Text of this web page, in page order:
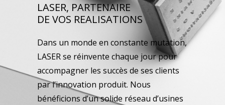
LASER, PARTENAIRE
DE VOS REALISATIONS
Dans un monde en constante mutation,
LASER se réinvente chaque jour pour
accompagner les succès de ses clients
par l’innovation produit. Nous
bénéficions d’un solide réseau d’usines